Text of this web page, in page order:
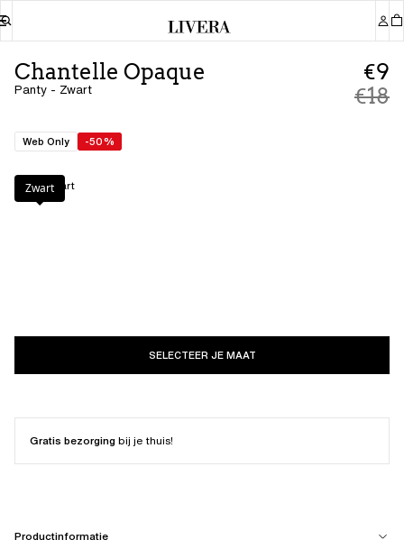
Chantelle Opaque
Panty - Zwart
€9
€18
Web Only -50%
Kleur: Zwart
Zwart
SELECTEER JE MAAT
Gratis bezorgingbij je thuis!
Productinformatie